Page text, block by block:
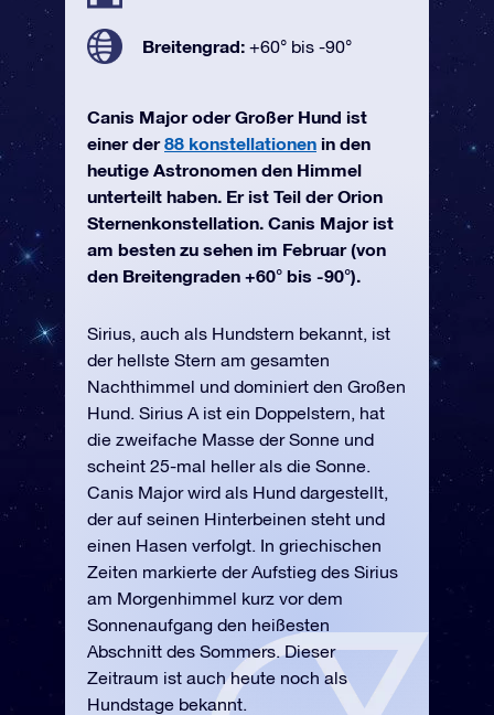
Breitengrad: +60° bis -90°
Canis Major oder Großer Hund ist
einer der88 konstellationen in den
heutige Astronomen den Himmel
unterteilt haben. Er ist Teil der Orion
Sternenkonstellation. Canis Major ist
am besten zu sehen im Februar (von
den Breitengraden +60° bis -90°).
Sirius, auch als Hundstern bekannt, ist
der hellste Stern am gesamten
Nachthimmel und dominiert den Großen
Hund. Sirius A ist ein Doppelstern, hat
die zweifache Masse der Sonne und
scheint 25-mal heller als die Sonne.
Canis Major wird als Hund dargestellt,
der auf seinen Hinterbeinen steht und
einen Hasen verfolgt. In griechischen
Zeiten markierte der Aufstieg des Sirius
am Morgenhimmel kurz vor dem
Sonnenaufgang den heißesten
Abschnitt des Sommers. Dieser
Zeitraum ist auch heute noch als
Hundstage bekannt.